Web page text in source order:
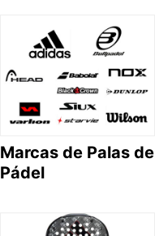
Marcas de Palas de
Pádel